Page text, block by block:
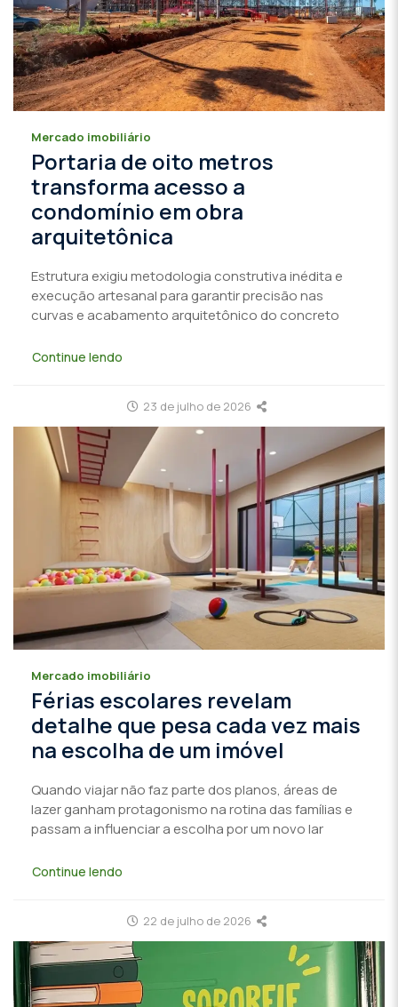
Mercado imobiliário
Portaria de oito metros
transforma acesso a
condomínio em obra
arquitetônica
Estrutura exigiu metodologia construtiva inédita e
execução artesanal para garantir precisão nas
curvas e acabamento arquitetônico do concreto
Continue lendo
23 de julho de 2026
Mercado imobiliário
Férias escolares revelam
detalhe que pesa cada vez mais
na escolha de um imóvel
Quando viajar não faz parte dos planos, áreas de
lazer ganham protagonismo na rotina das famílias e
passam a influenciar a escolha por um novo lar
Continue lendo
22 de julho de 2026